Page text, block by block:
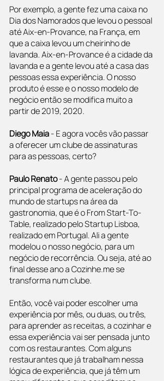
Por exemplo, a gente fez uma caixa no
Dia dos Namorados que levou o pessoal
até Aix-en-Provance, na França, em
que a caixa levou um cheirinho de
lavanda. Aix-en-Provance é a cidade da
lavanda e a gente levou até a casa das
pessoas essa experiência. O nosso
produto é esse e o nosso modelo de
negócio então se modifica muito a
partir de 2019, 2020.
Diego Maia - E agora vocês vão passar
a oferecer um clube de assinaturas
para as pessoas, certo?
Paulo Renato - A gente passou pelo
principal programa de aceleração do
mundo de startups na área da
gastronomia, que é o From Start-To-
Table, realizado pelo Startup Lisboa,
realizado em Portugal. Ali a gente
modelou o nosso negócio, para um
negócio de recorrência. Ou seja, até ao
final desse ano a Cozinhe.me se
transforma num clube.
Então, você vai poder escolher uma
experiência por mês, ou duas, ou três,
para aprender as receitas, a cozinhar e
essa experiência vai ser pensada junto
com os restaurantes. Com alguns
restaurantes que já trabalham nessa
lógica de experiência, que já têm um